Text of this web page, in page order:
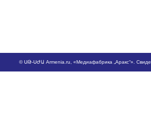
©ՍԹ-ՍԺԱ Armenia.ru , «Медиафабрика „Аракс“».